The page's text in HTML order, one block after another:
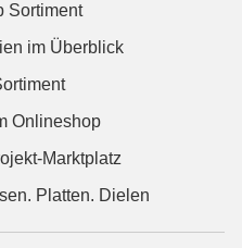
Sortiment
im Überblick
Onlineshop
Marktplatz
Platten. Dielen